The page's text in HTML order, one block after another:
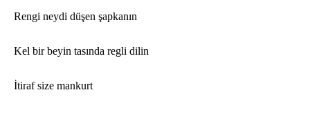
Rengi neydi düşen şapkanın
Kel bir beyin tasında regli dilin
İtiraf size mankurt